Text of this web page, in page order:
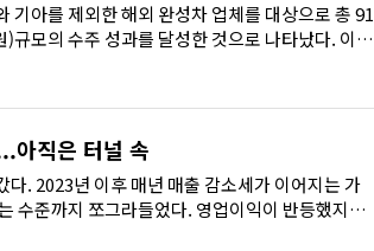
기아를 제외한 해외 완성차 업체를 대상으로 총 91
규모의 수주 성과를 달성한 것으로 나타났다. 이는
아직은 터널 속
. 2023년 이후 매년 매출 감소세가 이어지는 가
수준까지 쪼그라들었다. 영업이익이 반등했지만
...